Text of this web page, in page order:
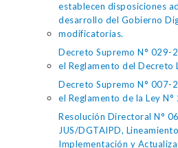
establecen disposiciones
desarrollo del Gobierno
modificatorias.
Decreto Supremo N° 029-
el Reglamento del Decreto
Decreto Supremo N° 007-
el Reglamento de la Ley N°
Resolución Directoral N°
JUS/DGTAIPD,
Implementación y